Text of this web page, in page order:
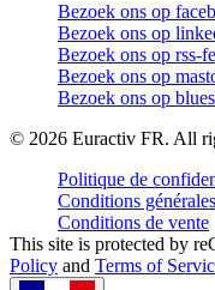
Bezoek ons op
Bezoek ons op
Bezoek ons op rss-
Bezoek ons op
Bezoek ons op
© 2026 Euractiv FR. All
Politique de
Conditions générales
Conditions de vente
This site is protected by
Policy and Terms of